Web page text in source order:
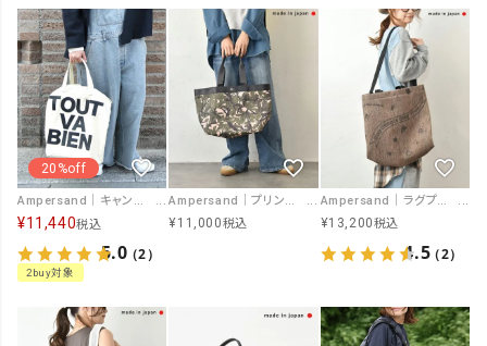
20%off
Ampersand｜キャンバスバケットロゴ入りバック [[ER26-S81]][C]
¥11,440税込
5.0（2）
2buy対象
Ampersand｜プリントトートバッグ(L) [[ME-25303]][C]
¥11,000税込
Ampersand｜ラグプリントトートバッグ(L) [[ER25-A04]][C]
¥13,200税込
4.5（2）